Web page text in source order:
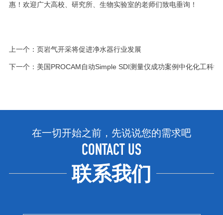
惠！欢迎广大高校、研究所、生物实验室的老师们致电垂询！
上一个： 页岩气开采将促进净水器行业发展
下一个： 美国PROCAM自动Simple SDI测量仪成功案例中化化工科学
在一切开始之前，先说说您的需求吧
CONTACT US
联系我们